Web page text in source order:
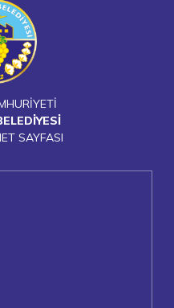
SAYFASI